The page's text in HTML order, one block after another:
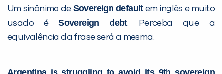
Um sinônimo de Sovereign defaultem inglês e muito
usado éSovereign debt. Perceba que a
equivalência da frase será a mesma:
Argentina is struggling to avoid its 9thsovereign